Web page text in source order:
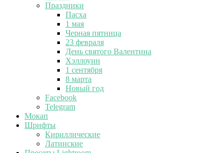
Праздники
Пасха
1 мая
Черная пятница
23 февраля
День святого Валентина
Хэллоуин
1 сентября
8 марта
Новый год
Facebook
Telegram
Мокап
Шрифты
Кириллические
Латинские